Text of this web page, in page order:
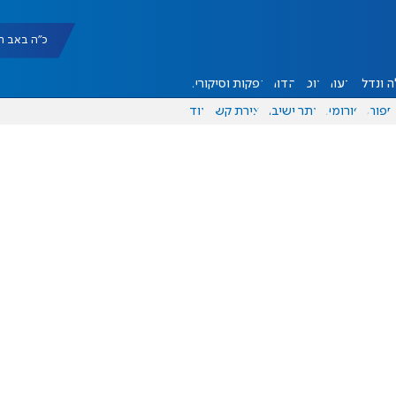
כ"ה באב תשפ"ו
ונדל"ן דעות אוכל יהדות הפקות וסיקורים
ספורט פורומים אתר ישיבה יצירת קשר עוד